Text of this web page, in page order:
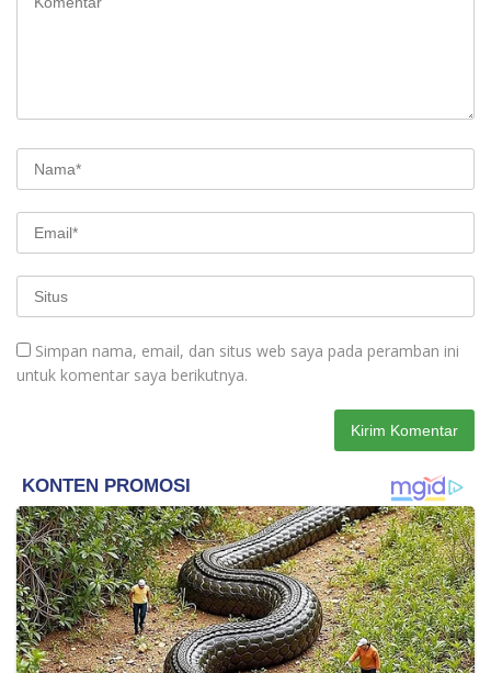
Simpan nama, email, dan situs web saya pada peramban ini
untuk komentar saya berikutnya.